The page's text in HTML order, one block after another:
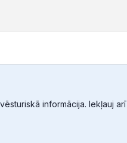
informācija. Iekļauj arī